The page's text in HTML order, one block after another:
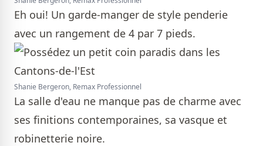
Eh oui! Un garde-manger de style penderie
avec un rangement de 4 par 7 pieds.
Shanie Bergeron, Remax Professionnel
La salle d'eau ne manque pas de charme avec
ses finitions contemporaines, sa vasque et
robinetterie noire.